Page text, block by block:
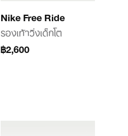
Nike Free Ride
รองเท้าวิ่งเด็กโต
฿2,600